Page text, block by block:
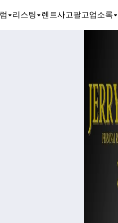
리스팅 렌트사고팔고업소록